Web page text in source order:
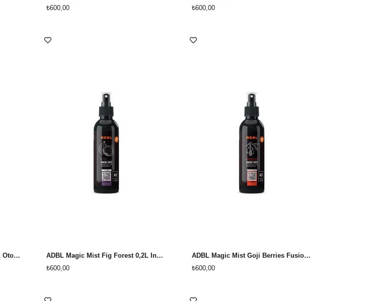
₺600,00
₺600,00
ADBL Magic Mist Ice Fresh 0,2L Oto kokusu
ADBL Magic Mist Fig Forest 0,2L İncir Ormanı Oto kokusu
₺600,00
ADBL Magic Mist Goji Berries Fusion OTO KOKUSU 0,2L
₺600,00